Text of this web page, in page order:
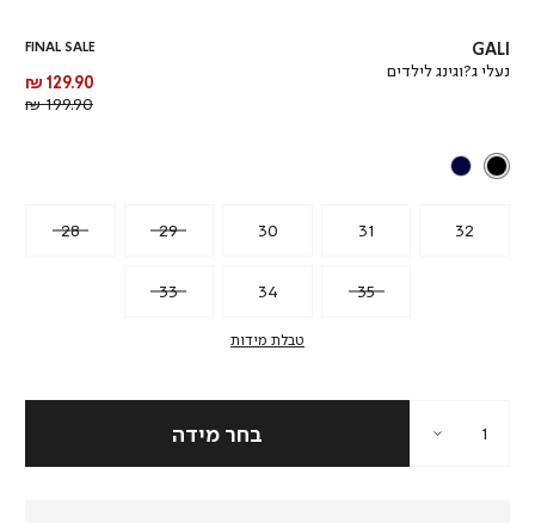
GALI
נעלי ג?וגינג לילדים
FINAL SALE
מחיר
מוצר
129.90 ₪
199.90 ₪
28 29 30 31 32
33 34 35
טבלת מידות